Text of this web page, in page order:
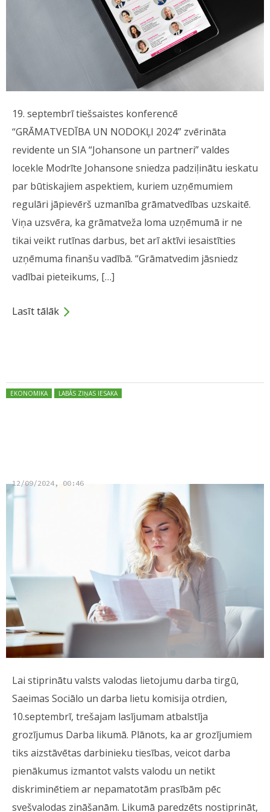
19. septembrī tiešsaistes konferencē
“GRĀMATVEDĪBA UN NODOKĻI 2024” zvērināta
revidente un SIA “Johansone un partneri” valdes
locekle Modrīte Johansone sniedza padziļinātu ieskatu
par būtiskajiem aspektiem, kuriem uzņēmumiem
regulāri jāpievērš uzmanība grāmatvedības uzskaitē.
Viņa uzsvēra, ka grāmatveža loma uzņēmumā ir ne
tikai veikt rutīnas darbus, bet arī aktīvi iesaistīties
uzņēmuma finanšu vadībā. “Grāmatvedim jāsniedz
vadībai pieteikums, […]
Lasīt tālāk
Posted in:
EKONOMIKA LABĀS ZIŅAS IESAKA
12/09/2024, 00:46
Lai stiprinātu valsts valodas lietojumu darba tirgū,
Saeimas Sociālo un darba lietu komisija otrdien,
10.septembrī, trešajam lasījumam atbalstīja
grozījumus Darba likumā. Plānots, ka ar grozījumiem
tiks aizstāvētas darbinieku tiesības, veicot darba
pienākumus izmantot valsts valodu un netikt
diskriminētiem ar nepamatotām prasībām pēc
svešvalodas zināšanām. Likumā paredzēts nostiprināt,